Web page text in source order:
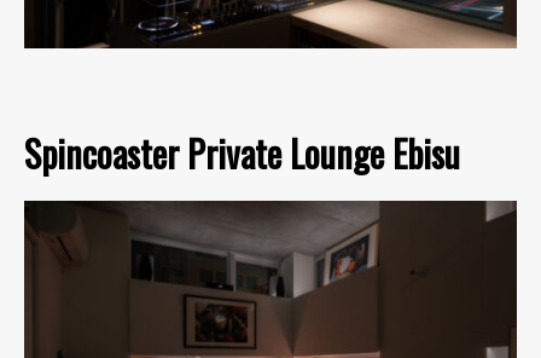
Spincoaster Private Lounge Ebisu